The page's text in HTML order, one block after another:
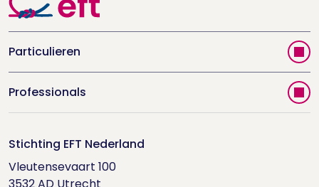
Particulieren
Vind jouw therapeut
Videoportal
Doe de relatietest
Houd me Vast-bijeenkomsten
Professionals
Trainingen
Supervisorenlijst
Stichting EFT Nederland
Vleutensevaart 100